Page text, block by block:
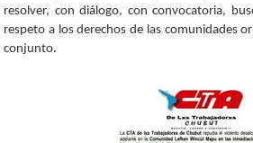
resolver, con diálogo, con convocatoria,
respeto a los derechos de las comunidades
conjunto.